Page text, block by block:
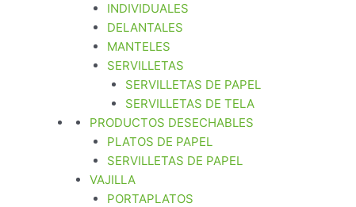
INDIVIDUALES
DELANTALES
MANTELES
SERVILLETAS
SERVILLETAS DE PAPEL
SERVILLETAS DE TELA
PRODUCTOS DESECHABLES
PLATOS DE PAPEL
SERVILLETAS DE PAPEL
VAJILLA
PORTAPLATOS